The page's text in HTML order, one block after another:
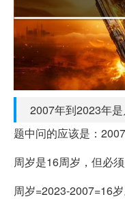
2007年到2023年
题中问的应该是：
周岁是16周岁，但必
周岁=2023-2007=16岁